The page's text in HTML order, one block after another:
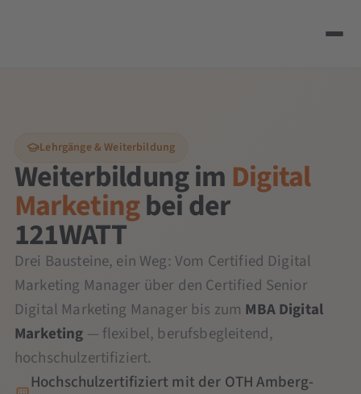
Lehrgänge & Weiterbildung
Weiterbildung im Digital
Marketingbei der
121WATT
Drei Bausteine, ein Weg: Vom Certified Digital
Marketing Manager über den Certified Senior
Digital Marketing Manager bis zum MBA Digital
Marketing — flexibel, berufsbegleitend,
hochschulzertifiziert.
Hochschulzertifiziert mit der OTH Amberg-